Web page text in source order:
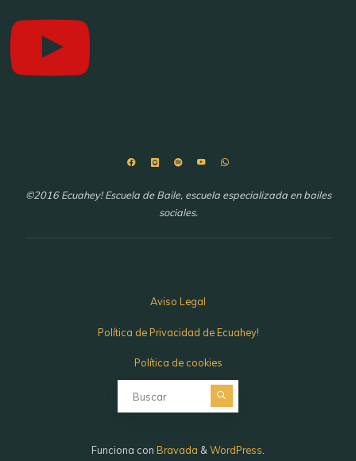
©2016 Ecuahey! Escuela de Baile, escuela especializada en bailes
sociales.
Aviso Legal
Política de Privacidad de Ecuahey!
Política de cookies
Funciona con Bravada & WordPress